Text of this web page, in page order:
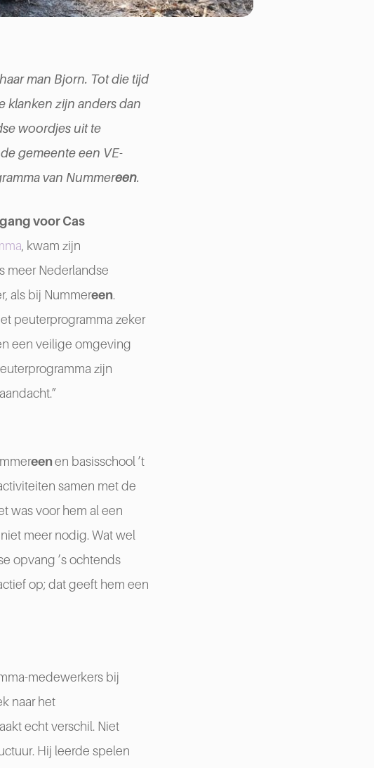
man Bjorn. Tot die tijd
klanken zijn anders dan
woordjes uit te
gemeente een VE-
van Nummereen.
voor Cas
, kwam zijn
meer Nederlandse
als bij Nummereen.
peuterprogramma zeker
een veilige omgeving
zijn
een en basisschool ’t
samen met de
was voor hem al een
meer nodig. Wat wel
opvang ’s ochtends
op; dat geeft hem een
medewerkers bij
naar het
echt verschil. Niet
Hij leerde spelen